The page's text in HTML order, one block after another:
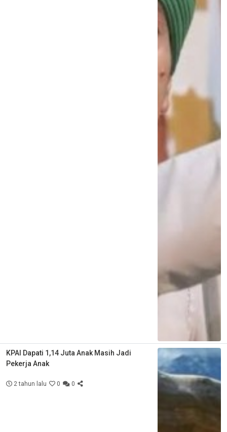
KPAI Dapati 1,14 Juta Anak Masih Jadi
Pekerja Anak
2 tahun lalu 0 0